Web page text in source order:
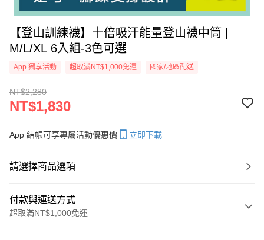
【登山訓練襪】十倍吸汗能量登山襪中筒 |
M/L/XL 6入組-3色可選
App 獨享活動 超取滿NT$1,000免運 國家/地區配送
NT$2,280
NT$1,830
App 結帳可享專屬活動優惠價 立即下載
請選擇商品選項
付款與運送方式
超取滿NT$1,000免運